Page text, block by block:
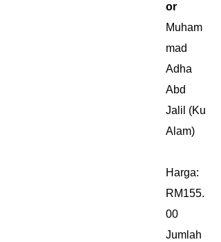
or
Muham
mad
Adha
Abd
Jalil (Ku
Alam)
Harga:
RM155.
00
Jumlah